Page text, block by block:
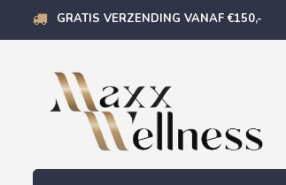
GRATIS VERZENDING VANAF €150,-